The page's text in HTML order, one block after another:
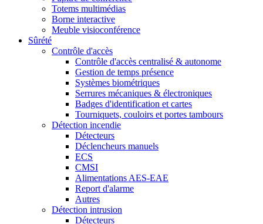
Totems multimédias
Borne interactive
Meuble visioconférence
Sûrété
Contrôle d'accès
Contrôle d'accès centralisé & autonome
Gestion de temps présence
Systèmes biométriques
Serrures mécaniques & électroniques
Badges d'identification et cartes
Tourniquets, couloirs et portes tambours
Détection incendie
Détecteurs
Déclencheurs manuels
ECS
CMSI
Alimentations AES-EAE
Report d'alarme
Autres
Détection intrusion
Détecteurs